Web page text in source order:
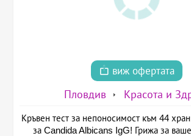
виж офертата
Пловдив Красота и
Кръвен тест за непоносимост към 44
за Candida Albicans IgG! Грижа за